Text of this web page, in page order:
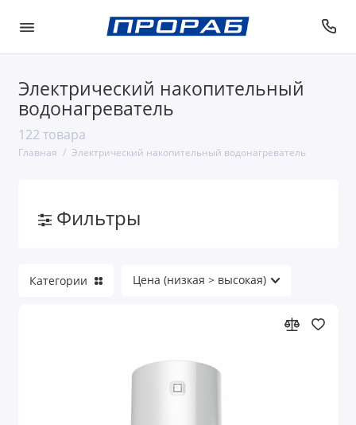
Электрический накопительный
водонагреватель
122 товара
Главная Электрический накопительный водонагреватель
Фильтры
Категории